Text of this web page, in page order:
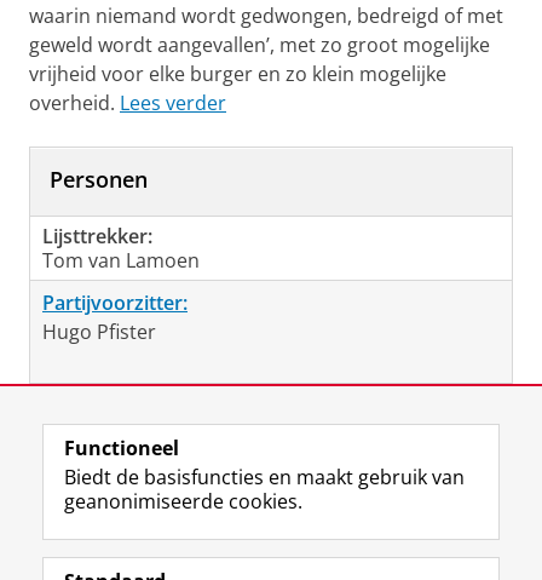
waarin niemand wordt gedwongen, bedreigd of met
geweld wordt aangevallen’, met zo groot mogelijke
vrijheid voor elke burger en zo klein mogelijke
overheid. Lees verder
Personen
Lijsttrekker:
Tom van Lamoen
Partijvoorzitter:
Hugo Pfister
Laatst gewijzigd: 25 juni 2026 15:59
Volg de RUG
F
a
L
i
R
S
I
n
Y
o
Functioneel
Biedt de basisfuncties en maakt gebruik van
geanonimiseerde cookies.